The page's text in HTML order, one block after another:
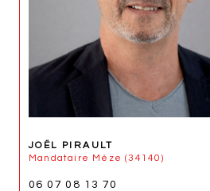
JOËL PIRAULT
Mandataire Mèze (34140)
06 07 08 13 70